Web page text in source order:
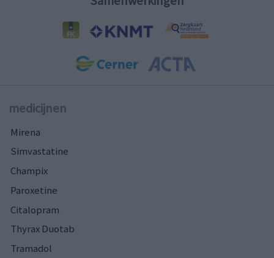
medicijnen
Mirena
Simvastatine
Champix
Paroxetine
Citalopram
Thyrax Duotab
Tramadol